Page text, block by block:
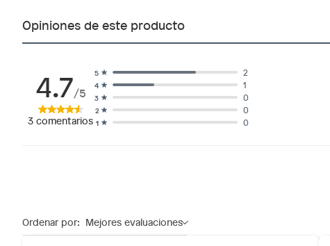
Opiniones de este producto
4.7/5
3 comentarios 1 0
2 0
3 0
4 1
5 2
Ordenar por: Mejores evaluaciones